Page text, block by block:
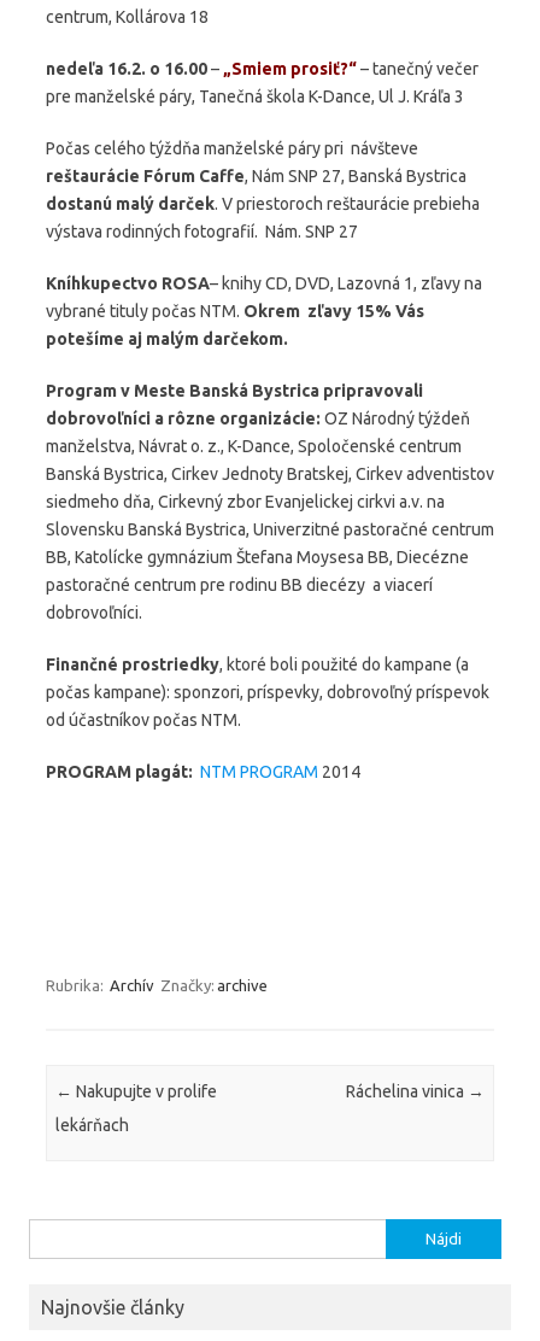
centrum, Kollárova 18
nedeľa 16.2. o 16.00– „Smiem prosiť?“– tanečný večer
pre manželské páry, Tanečná škola K-Dance, Ul J. Kráľa 3
Počas celého týždňa manželské páry pri návšteve
reštaurácie Fórum Caffe, Nám SNP 27, Banská Bystrica
dostanú malý darček. V priestoroch reštaurácie prebieha
výstava rodinných fotografií. Nám. SNP 27
Kníhkupectvo ROSA– knihy CD, DVD, Lazovná 1, zľavy na
vybrané tituly počas NTM. Okrem zľavy 15% Vás
potešíme aj malým darčekom.
Program v Meste Banská Bystrica pripravovali
dobrovoľníci a rôzne organizácie: OZ Národný týždeň
manželstva, Návrat o. z., K-Dance, Spoločenské centrum
Banská Bystrica, Cirkev Jednoty Bratskej, Cirkev adventistov
siedmeho dňa, Cirkevný zbor Evanjelickej cirkvi a.v. na
Slovensku Banská Bystrica, Univerzitné pastoračné centrum
BB, Katolícke gymnázium Štefana Moysesa BB, Diecézne
pastoračné centrum pre rodinu BB diecézy a viacerí
dobrovoľníci.
Finančné prostriedky, ktoré boli použité do kampane (a
počas kampane): sponzori, príspevky, dobrovoľný príspevok
od účastníkov počas NTM.
PROGRAM plagát: NTM PROGRAM 2014
Rubrika: Archív Značky: archive
Navigácia článkami
← Nakupujte v prolife
lekárňach
Ráchelina vinica →
Najnovšie články